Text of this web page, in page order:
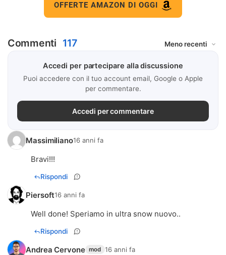
OFFERTE AMAZON DI OGGI
Commenti 117
Accedi per partecipare alla discussione
Puoi accedere con il tuo account email, Google o Apple
per commentare.
Accedi per commentare
Massimiliano16 anni fa
Bravi!!!
Rispondi
Piersoft16 anni fa
Well done! Speriamo in ultra snow nuovo..
Rispondi
Andrea Cervone mod 16 anni fa